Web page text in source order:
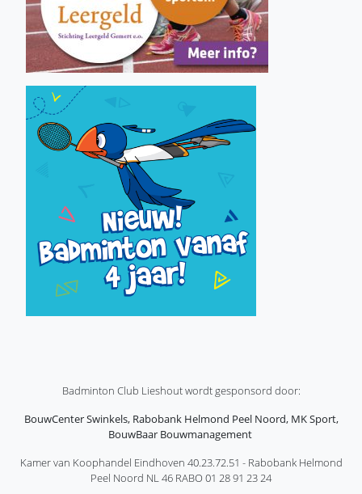
Badminton Club Lieshout wordt gesponsord door:
BouwCenter Swinkels, Rabobank Helmond Peel Noord, MK Sport,
BouwBaar Bouwmanagement
Kamer van Koophandel Eindhoven 40.23.72.51 - Rabobank Helmond
Peel Noord NL 46 RABO 01 28 91 23 24